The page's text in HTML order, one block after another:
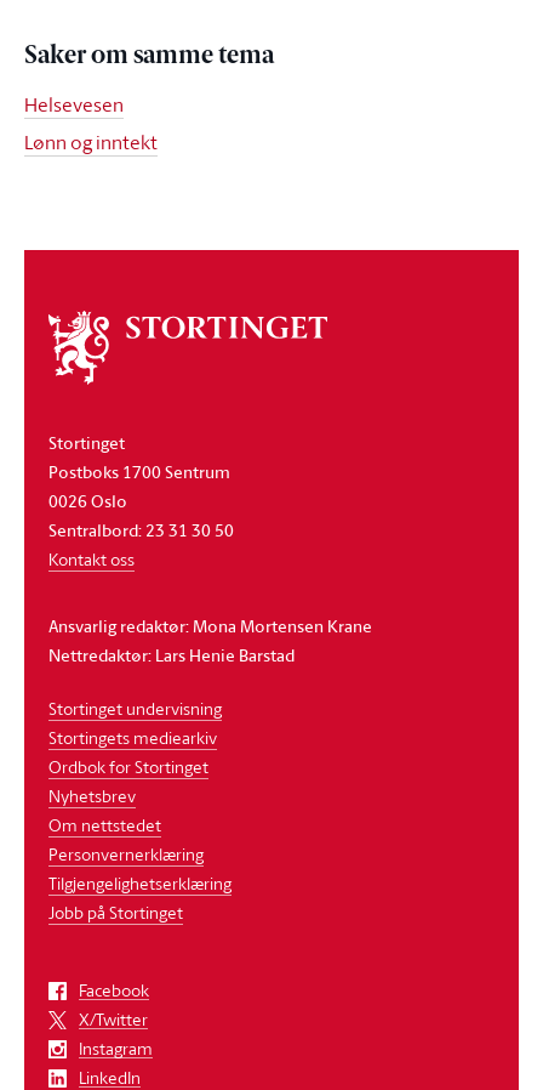
Saker om samme tema
Helsevesen
Lønn og inntekt
Om
stortinget
Stortinget
Postboks 1700 Sentrum
0026 Oslo
Sentralbord: 23 31 30 50
Kontakt oss
Ansvarlig redaktør: Mona Mortensen Krane
Nettredaktør: Lars Henie Barstad
Stortinget undervisning
Stortingets mediearkiv
Ordbok for Stortinget
Nyhetsbrev
Om nettstedet
Personvernerklæring
Tilgjengelighetserklæring
Jobb på Stortinget
Facebook
X/Twitter
Instagram
LinkedIn